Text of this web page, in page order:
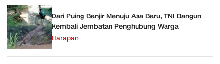
Dari Puing Banjir Menuju Asa Baru, TNI Bangun
Kembali Jembatan Penghubung Warga
Harapan